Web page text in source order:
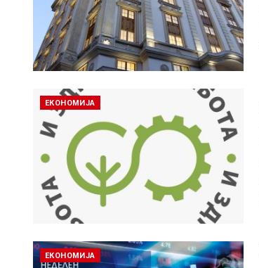
ЕКОНОМИЈА
ЕКОНОМИЈА